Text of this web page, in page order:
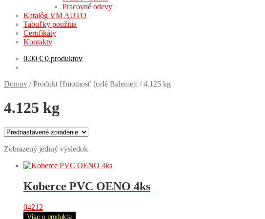
Pracovné odevy
Katalóg VM AUTO
Tabuľky použitia
Certifikáty
Kontakty
0.00 € 0 produktov
Domov /Produkt Hmotnosť (celé Balenie): /4.125 kg
4.125 kg
Zobrazený jediný výsledok
Koberce PVC OENO 4ks
04212
Viac o produkte